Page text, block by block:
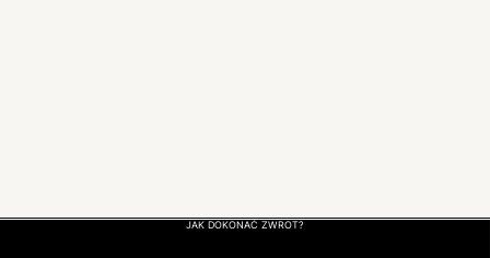
JAK DOKONAĆ ZWROT?